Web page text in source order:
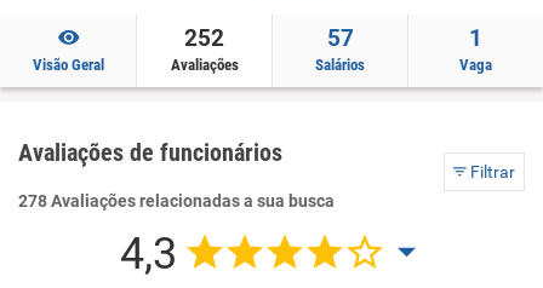
Visão Geral
252
Avaliações
57
Salários
1
Vaga
Avaliações de funcionários
Filtrar
278 Avaliações relacionadas a sua busca
4,3